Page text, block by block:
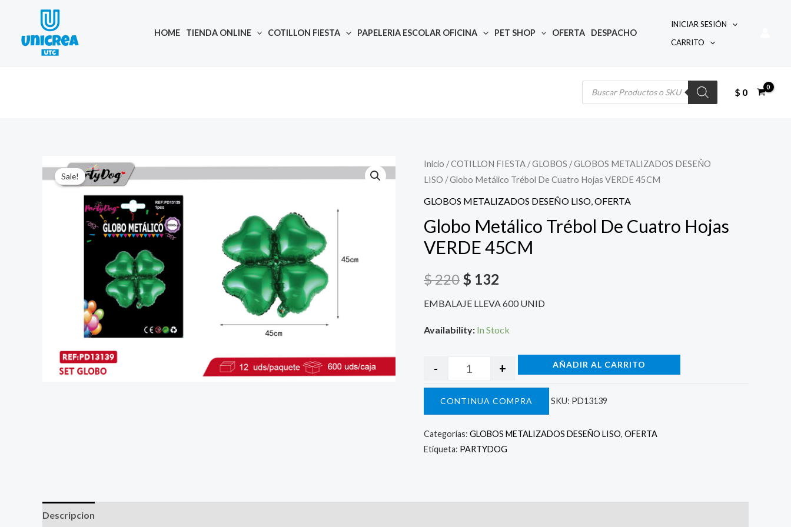
content
HOME TIENDA ONLINE COTILLON FIESTA PAPELERIA ESCOLAR OFICINA PET SHOP OFERTA DESPACHO
INICIAR SESIÓN
CARRITO
Búsqueda
$ 0
Sale!
Inicio /COTILLON FIESTA /GLOBOS /GLOBOS METALIZADOS DESEÑO
LISO / Globo Metálico Trébol De Cuatro Hojas VERDE 45CM
GLOBOS METALIZADOS DESEÑO LISO OFERTA
Globo Metálico Trébol De Cuatro Hojas
VERDE 45CM
$220
El
original
era:
$ 220.
$ 132
El
actual
es:
EMBALAJE LLEVA 600 UNID
Availability: In Stock
Quantity
- + AÑADIR AL CARRITO
CONTINUA COMPRA SKU: PD13139
Categorías: GLOBOS METALIZADOS DESEÑO LISO, OFERTA
Etiqueta: PARTYDOG
Descripcion